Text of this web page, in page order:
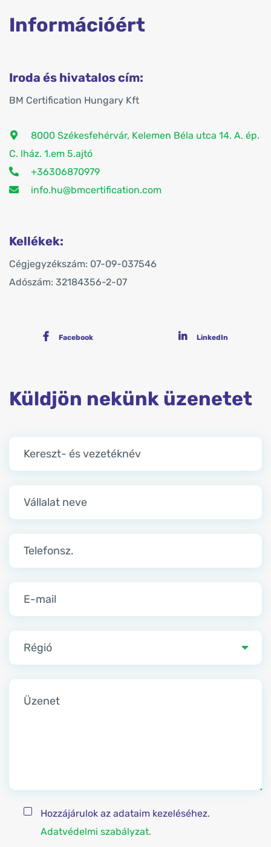
Küldjön nekünk üzenetet
Régió
Hozzájárulok az adataim kezeléséhez.
Adatvédelmi szabályzat.
Információért
Iroda és hivatalos cím:
BM Certification Hungary Kft
8000 Székesfehérvár, Kelemen Béla utca 14. A. ép.
C. lház. 1.em 5.ajtó
+36306870979
info.hu@bmcertification.com
Kellékek:
Cégjegyzékszám: 07-09-037546
Adószám: 32184356-2-07
Facebook LinkedIn